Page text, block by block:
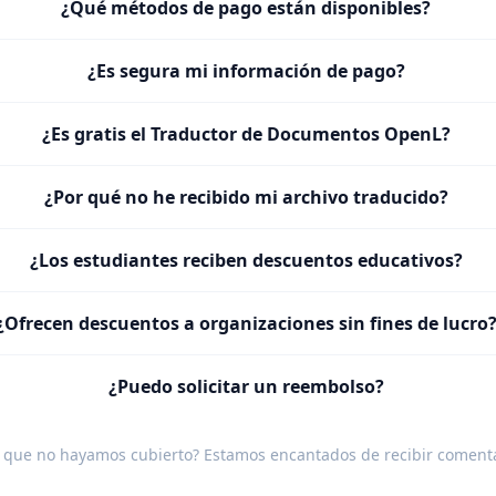
¿Qué métodos de pago están disponibles?
¿Es segura mi información de pago?
¿Es gratis el Traductor de Documentos OpenL?
¿Por qué no he recibido mi archivo traducido?
¿Los estudiantes reciben descuentos educativos?
descuentos a organizaciones sin fines de lucro?
¿Puedo solicitar un reembolso?
que no hayamos cubierto? Estamos encantados de recibir